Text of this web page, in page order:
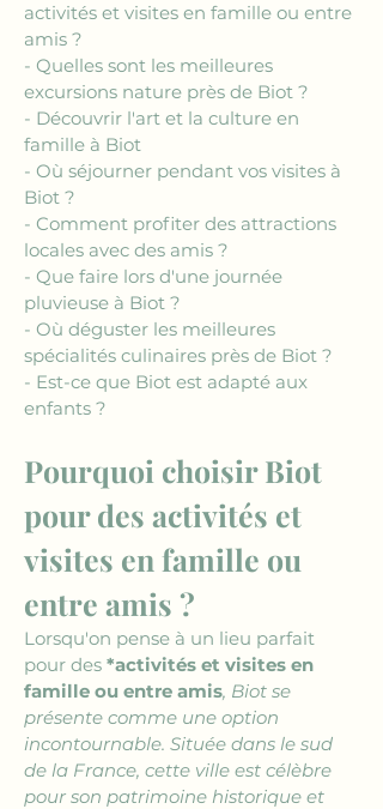
activités et visites en famille ou entre
amis ?
- Quelles sont les meilleures
excursions nature près de Biot ?
- Découvrir l'art et la culture en
famille à Biot
- Où séjourner pendant vos visites à
Biot ?
- Comment profiter des attractions
locales avec des amis ?
- Que faire lors d'une journée
pluvieuse à Biot ?
- Où déguster les meilleures
spécialités culinaires près de Biot ?
- Est-ce que Biot est adapté aux
enfants ?
Pourquoi choisir Biot
pour des activités et
visites en famille ou
entre amis ?
Lorsqu'on pense à un lieu parfait
pour des *activités et visites en
famille ou entre amis, Biot se
présente comme une option
incontournable. Située dans le sud
de la France, cette ville est célèbre
pour son patrimoine historique et